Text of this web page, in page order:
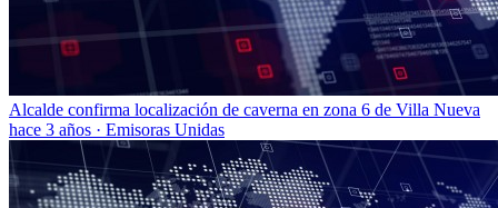
Alcalde confirma localización de caverna en zona 6 de Villa Nueva
hace 3 años · Emisoras Unidas